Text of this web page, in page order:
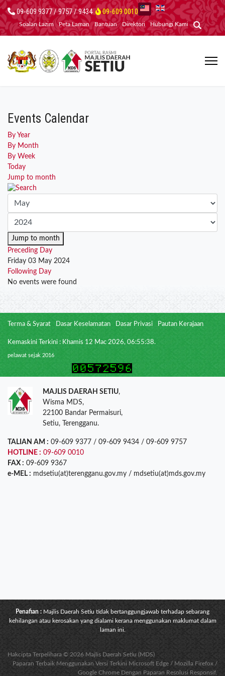
09-609 9377 / 9757 / 9434 09-609 0010
Soalan Lazim Peta Laman Bantuan Direktori Hubungi Kami
Events Calendar
By Year
By Month
By Week
Today
Jump to month
Jump to month
Preceding Day
Friday 03 May 2024
Following Day
No events were found
Terma & Syarat Dasar Keselamatan Dasar Privasi Pautan Kerajaan
Kemaskini Terkini : Khamis 12 Mac 2026, 06:55:38.
pelawat sejak 2016
MAJLIS DAERAH SETIU,
Wisma MDS,
22100 Bandar Permaisuri,
Setiu, Terengganu.
TALIAN AM : 09-609 9377 / 09-609 9434 / 09-609 9757
HOTLINE : 09-609 0010
FAX : 09-609 9367
e-MEL : mdsetiu(at)terengganu.gov.my / mdsetiu(at)mds.gov.my
Penafian : Majlis Daerah Setiu tidak bertanggungjawab terhadap sebarang
kehilangan atau kerosakan yang dialami kerana menggunakan maklumat dalam
laman ini.
Hakcipta Terpelihara © 2026 Majlis Daerah Setiu (MDS)
Paparan Terbaik Menggunakan Versi Terkini Microsoft Edge / Mozilla Firefox /
Google Chrome Dengan Paparan Resolusi Responsif.